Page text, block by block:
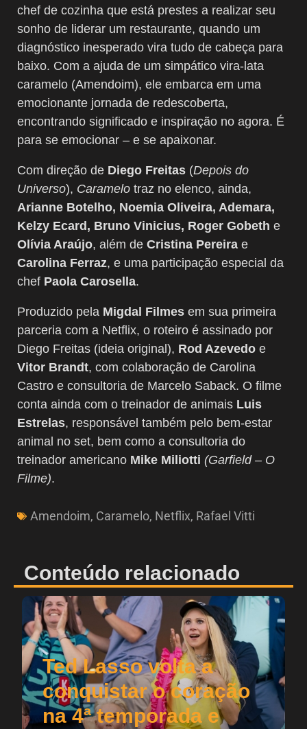
chef de cozinha que está prestes a realizar seu
sonho de liderar um restaurante, quando um
diagnóstico inesperado vira tudo de cabeça para
baixo. Com a ajuda de um simpático vira-lata
caramelo (Amendoim), ele embarca em uma
emocionante jornada de redescoberta,
encontrando significado e inspiração no agora. É
para se emocionar – e se apaixonar.
Com direção de Diego Freitas (Depois do
Universo), Caramelo traz no elenco, ainda,
Arianne Botelho, Noemia Oliveira, Ademara,
Kelzy Ecard, Bruno Vinicius, Roger Gobeth e
Olívia Araújo, além de Cristina Pereira e
Carolina Ferraz, e uma participação especial da
chef Paola Carosella.
Produzido pela Migdal Filmes em sua primeira
parceria com a Netflix, o roteiro é assinado por
Diego Freitas (ideia original), Rod Azevedo e
Vitor Brandt, com colaboração de Carolina
Castro e consultoria de Marcelo Saback. O filme
conta ainda com o treinador de animais Luis
Estrelas, responsável também pelo bem-estar
animal no set, bem como a consultoria do
treinador americano Mike Miliotti (Garfield – O
Filme).
Amendoim, Caramelo, Netflix, Rafael Vitti
Conteúdo relacionado
Ted Lasso volta a
conquistar o coração
na 4ª temporada e